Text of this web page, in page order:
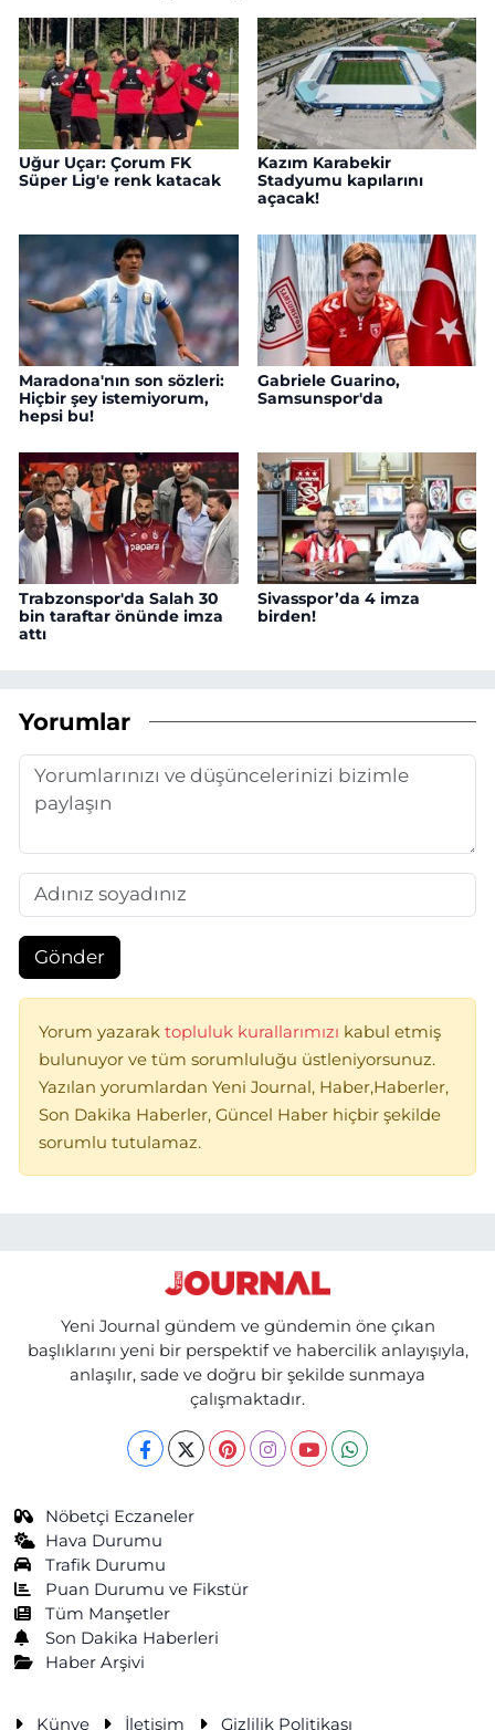
Uğur Uçar: Çorum FK
Süper Lig'e renk katacak
Kazım Karabekir
Stadyumu kapılarını
açacak!
Maradona'nın son sözleri:
Hiçbir şey istemiyorum,
hepsi bu!
Gabriele Guarino,
Samsunspor'da
Trabzonspor'da Salah 30
bin taraftar önünde imza
attı
Sivasspor’da 4 imza
birden!
Yorumlar
Gönder
Yorum yazarak topluluk kurallarımızı kabul etmiş
bulunuyor ve tüm sorumluluğu üstleniyorsunuz.
Yazılan yorumlardan Yeni Journal, Haber,Haberler,
Son Dakika Haberler, Güncel Haber hiçbir şekilde
sorumlu tutulamaz.
Yeni Journal gündem ve gündemin öne çıkan
başlıklarını yeni bir perspektif ve habercilik anlayışıyla,
anlaşılır, sade ve doğru bir şekilde sunmaya
çalışmaktadır.
Nöbetçi Eczaneler
Hava Durumu
Trafik Durumu
Puan Durumu ve Fikstür
Tüm Manşetler
Son Dakika Haberleri
Haber Arşivi
Künye İletişim Gizlilik Politikası